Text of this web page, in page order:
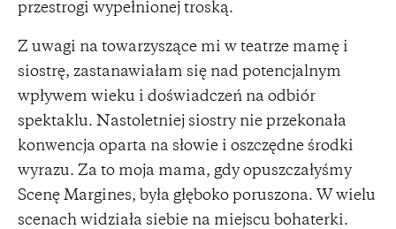
przestrogi wypełnionej troską.
Z uwagi na towarzyszące mi w teatrze mamę i
siostrę, zastanawiałam się nad potencjalnym
wpływem wieku i doświadczeń na odbiór
spektaklu. Nastoletniej siostry nie przekonała
konwencja oparta na słowie i oszczędne środki
wyrazu. Za to moja mama, gdy opuszczałyśmy
Scenę Margines, była głęboko poruszona. W wielu
scenach widziała siebie na miejscu bohaterki.